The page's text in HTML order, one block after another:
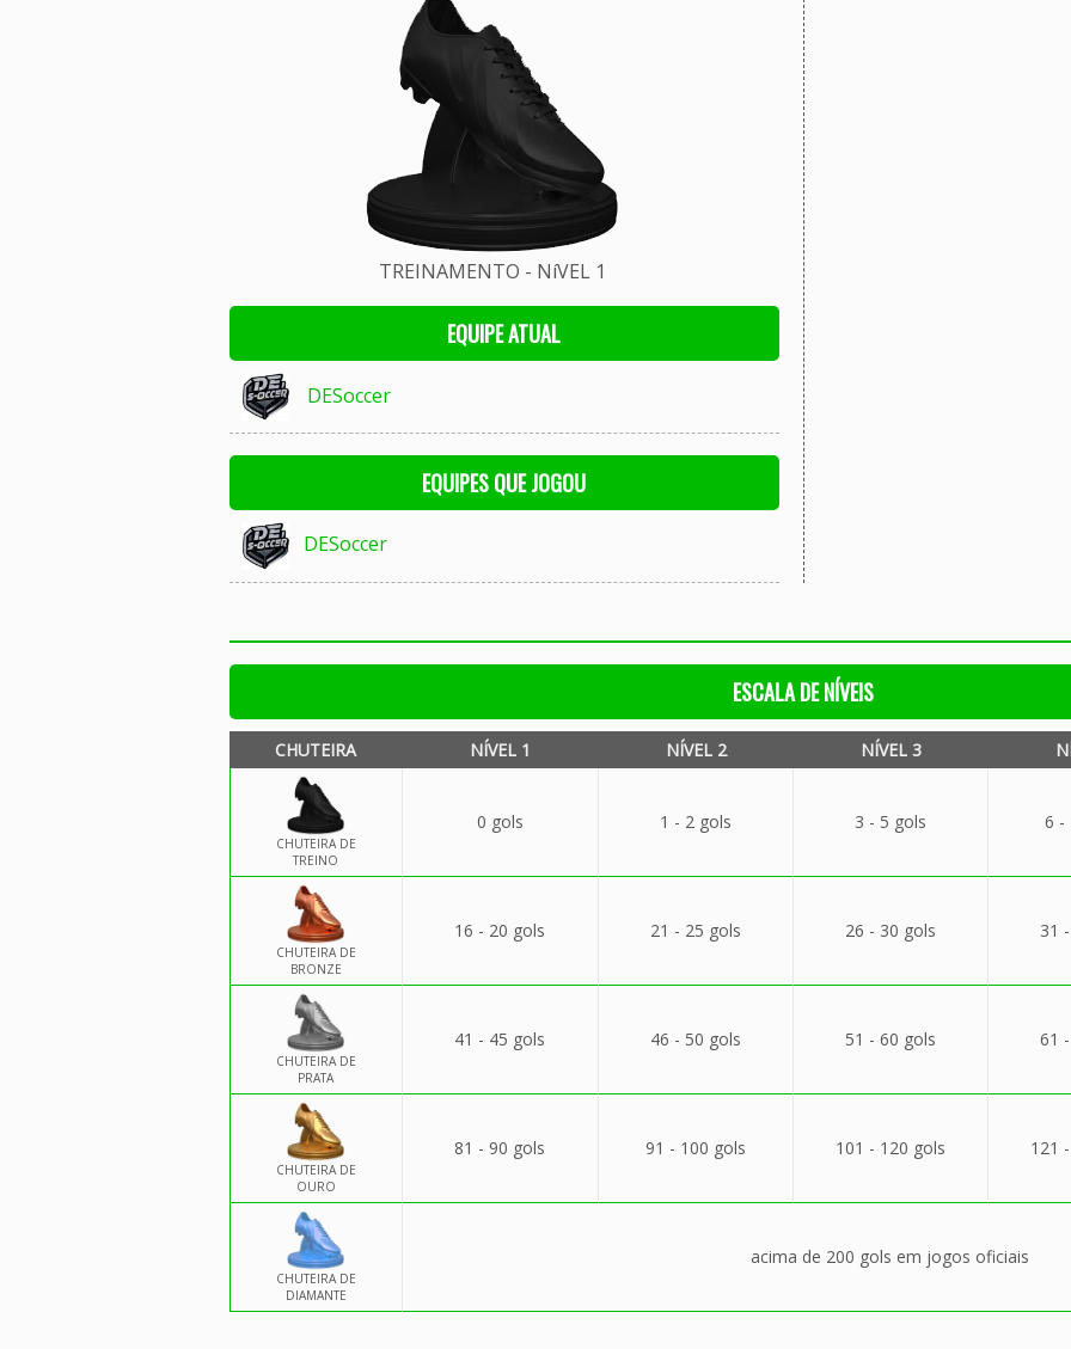
TREINAMENTO - NíVEL 1
EQUIPE ATUAL
DESoccer
EQUIPES QUE JOGOU
DESoccer
ESCALA DE NÍVEIS
CHUTEIRA NÍVEL 1 NÍVEL 2 NÍVEL 3
CHUTEIRA DE
TREINO
0 gols 1 - 2 gols 3 - 5 gols 6 -
CHUTEIRA DE
BRONZE
16 - 20 gols 21 - 25 gols 26 - 30 gols 31
CHUTEIRA DE
PRATA
41 - 45 gols 46 - 50 gols 51 - 60 gols 61
CHUTEIRA DE
OURO
81 - 90 gols 91 - 100 gols 101 - 120 gols 121
CHUTEIRA DE
DIAMANTE
acima de 200 gols em jogos oficiais